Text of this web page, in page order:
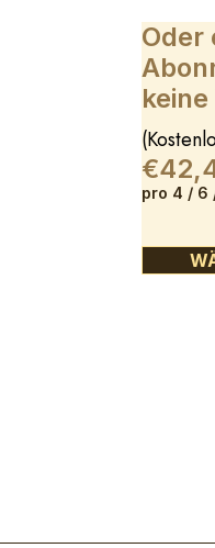
Oder
pro 4 / 6